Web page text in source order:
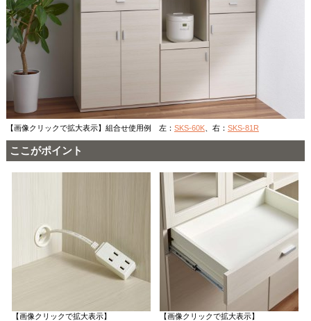
【画像クリックで拡大表示】組合せ使用例 左： SKS-60K、右： SKS-81R
ここがポイント
【画像クリックで拡大表示】
【画像クリックで拡大表示】